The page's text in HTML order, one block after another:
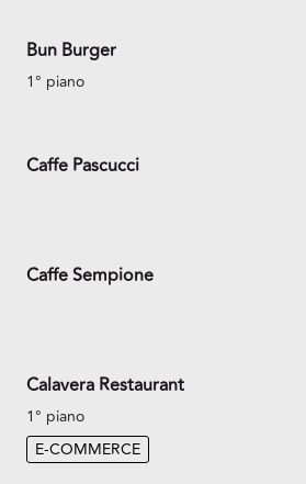
Bun Burger
1° piano
Caffe Pascucci
Caffe Sempione
Calavera Restaurant
1° piano
E-COMMERCE